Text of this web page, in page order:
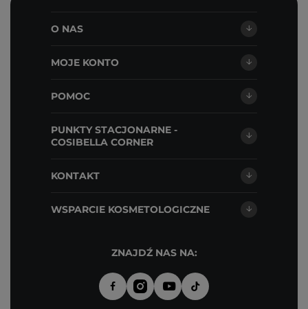
O NAS
MOJE KONTO
POMOC
PUNKTY STACJONARNE -
COSIBELLA CORNER
KONTAKT
WSPARCIE KOSMETOLOGICZNE
ZNAJDŹ NAS NA: